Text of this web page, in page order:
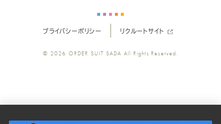
ツ
ー
ー
ツ
ツ
ツ
プライバシーポリシー リクルートサイト
© 2026 ORDER SUIT SADA All Rights Reserved.